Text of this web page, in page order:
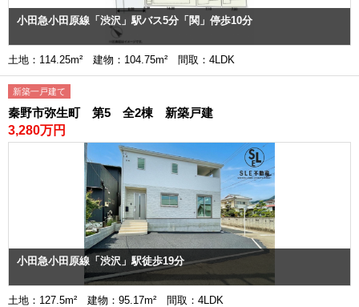
小田急小田原線「渋沢」駅バス5分「関」停歩10分
土地：114.25m² 建物：104.75m² 間取：4LDK
新築一戸建て
秦野市弥生町 第5 全2棟 新築戸建
3,280万円
小田急小田原線「渋沢」駅徒歩19分
土地：127.5m² 建物：95.17m² 間取：4LDK